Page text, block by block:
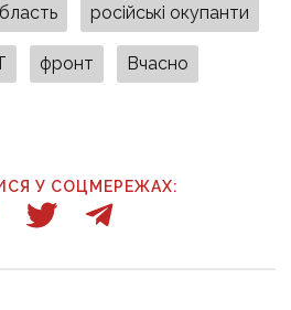
російські окупанти
фронт Вчасно
У СОЦМЕРЕЖАХ: